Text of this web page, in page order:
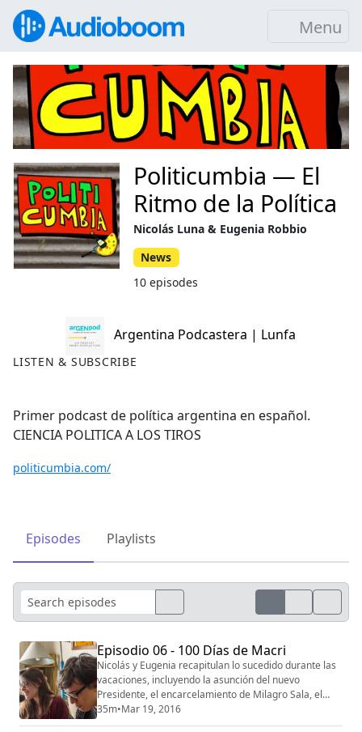
Menu
Argentina Podcastera | Lunfa
LISTEN & SUBSCRIBE
Primer podcast de política argentina en español.
CIENCIA POLITICA A LOS TIROS
politicumbia.com/
Politicumbia — El
Ritmo de la Política
Nicolás Luna & Eugenia Robbio
News
10 episodes
Episodes Playlists
Episodio 06 - 100 Días de Macri
Nicolás y Eugenia recapitulan lo sucedido durante las
vacaciones, incluyendo la asunción del nuevo
Presidente, el encarcelamiento de Milagro Sala, el
escándalo en Brasil, y Mauricio Yattah, precandidato a
Presidente, describe el Proyecto Siglo XXI.
35m•Mar 19, 2016